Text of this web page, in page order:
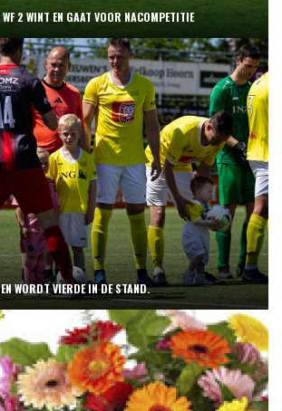
WF 2 WINT EN GAAT VOOR NACOMPETITIE
WORDT VIERDE IN DE STAND.